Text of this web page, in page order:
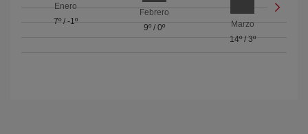
Enero
7º/ -1º
Febrero
9º/ 0º
Marzo
14º/ 3º